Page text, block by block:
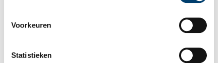
Voorkeuren
Statistieken